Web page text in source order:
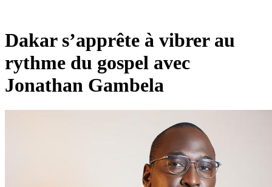
Dakar s’apprête à vibrer au
rythme du gospel avec
Jonathan Gambela